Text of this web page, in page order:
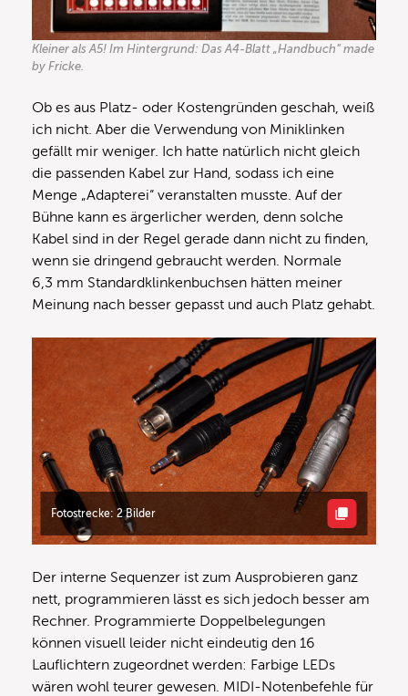
Kleiner als A5! Im Hintergrund: Das A4-Blatt „Handbuch“ made
by Fricke.
Ob es aus Platz- oder Kostengründen geschah, weiß
ich nicht. Aber die Verwendung von Miniklinken
gefällt mir weniger. Ich hatte natürlich nicht gleich
die passenden Kabel zur Hand, sodass ich eine
Menge „Adapterei“ veranstalten musste. Auf der
Bühne kann es ärgerlicher werden, denn solche
Kabel sind in der Regel gerade dann nicht zu finden,
wenn sie dringend gebraucht werden. Normale
6,3 mm Standardklinkenbuchsen hätten meiner
Meinung nach besser gepasst und auch Platz gehabt.
Fotostrecke: 2 Bilder
Der interne Sequenzer ist zum Ausprobieren ganz
nett, programmieren lässt es sich jedoch besser am
Rechner. Programmierte Doppelbelegungen
können visuell leider nicht eindeutig den 16
Lauflichtern zugeordnet werden: Farbige LEDs
wären wohl teurer gewesen. MIDI-Notenbefehle für